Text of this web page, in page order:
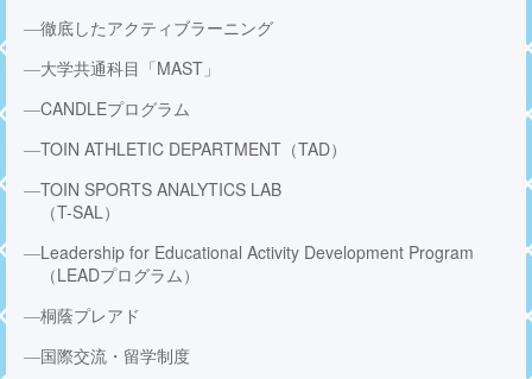
徹底したアクティブラーニング
大学共通科目「MAST」
CANDLEプログラム
TOIN ATHLETIC DEPARTMENT（TAD）
TOIN SPORTS ANALYTICS LAB
（T-SAL）
Leadership for Educational Activity Development Program
（LEADプログラム）
桐蔭プレアド
国際交流・留学制度